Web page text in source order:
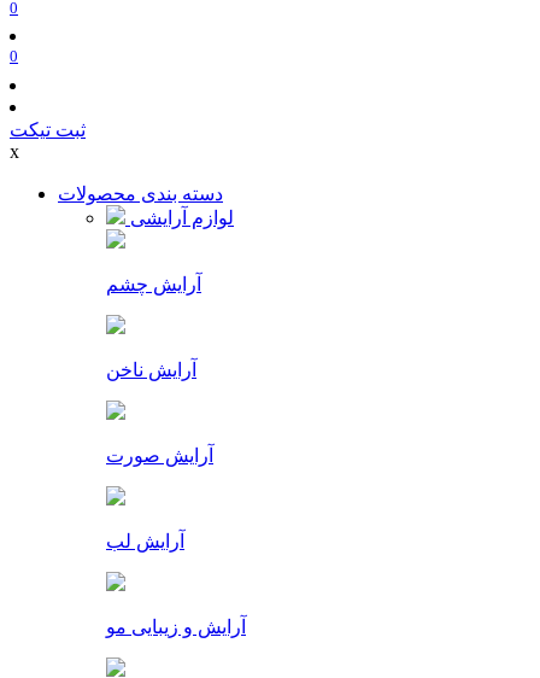
0
0
ثبت تیکت
x
دسته بندی محصولات
لوازم آرایشی
آرایش چشم
آرایش ناخن
آرایش صورت
آرایش لب
آرایش و زیبایی مو